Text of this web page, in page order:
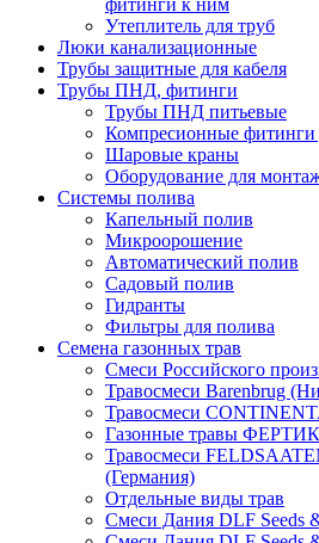
фитинги к ним
Утеплитель для труб
Люки канализационные
Трубы защитные для кабеля
Трубы ПНД, фитинги
Трубы ПНД питьевые
Компресионные
Шаровые краны
Оборудование для
Системы полива
Капельный полив
Микроорошение
Автоматический полив
Садовый полив
Гидранты
Фильтры для полива
Семена газонных трав
Смеси Российского
Травосмеси Barenbrug
Травосмеси
Газонные травы
Травосмеси
(Германия)
Отдельные виды трав
Смеси Дания DLF Seeds